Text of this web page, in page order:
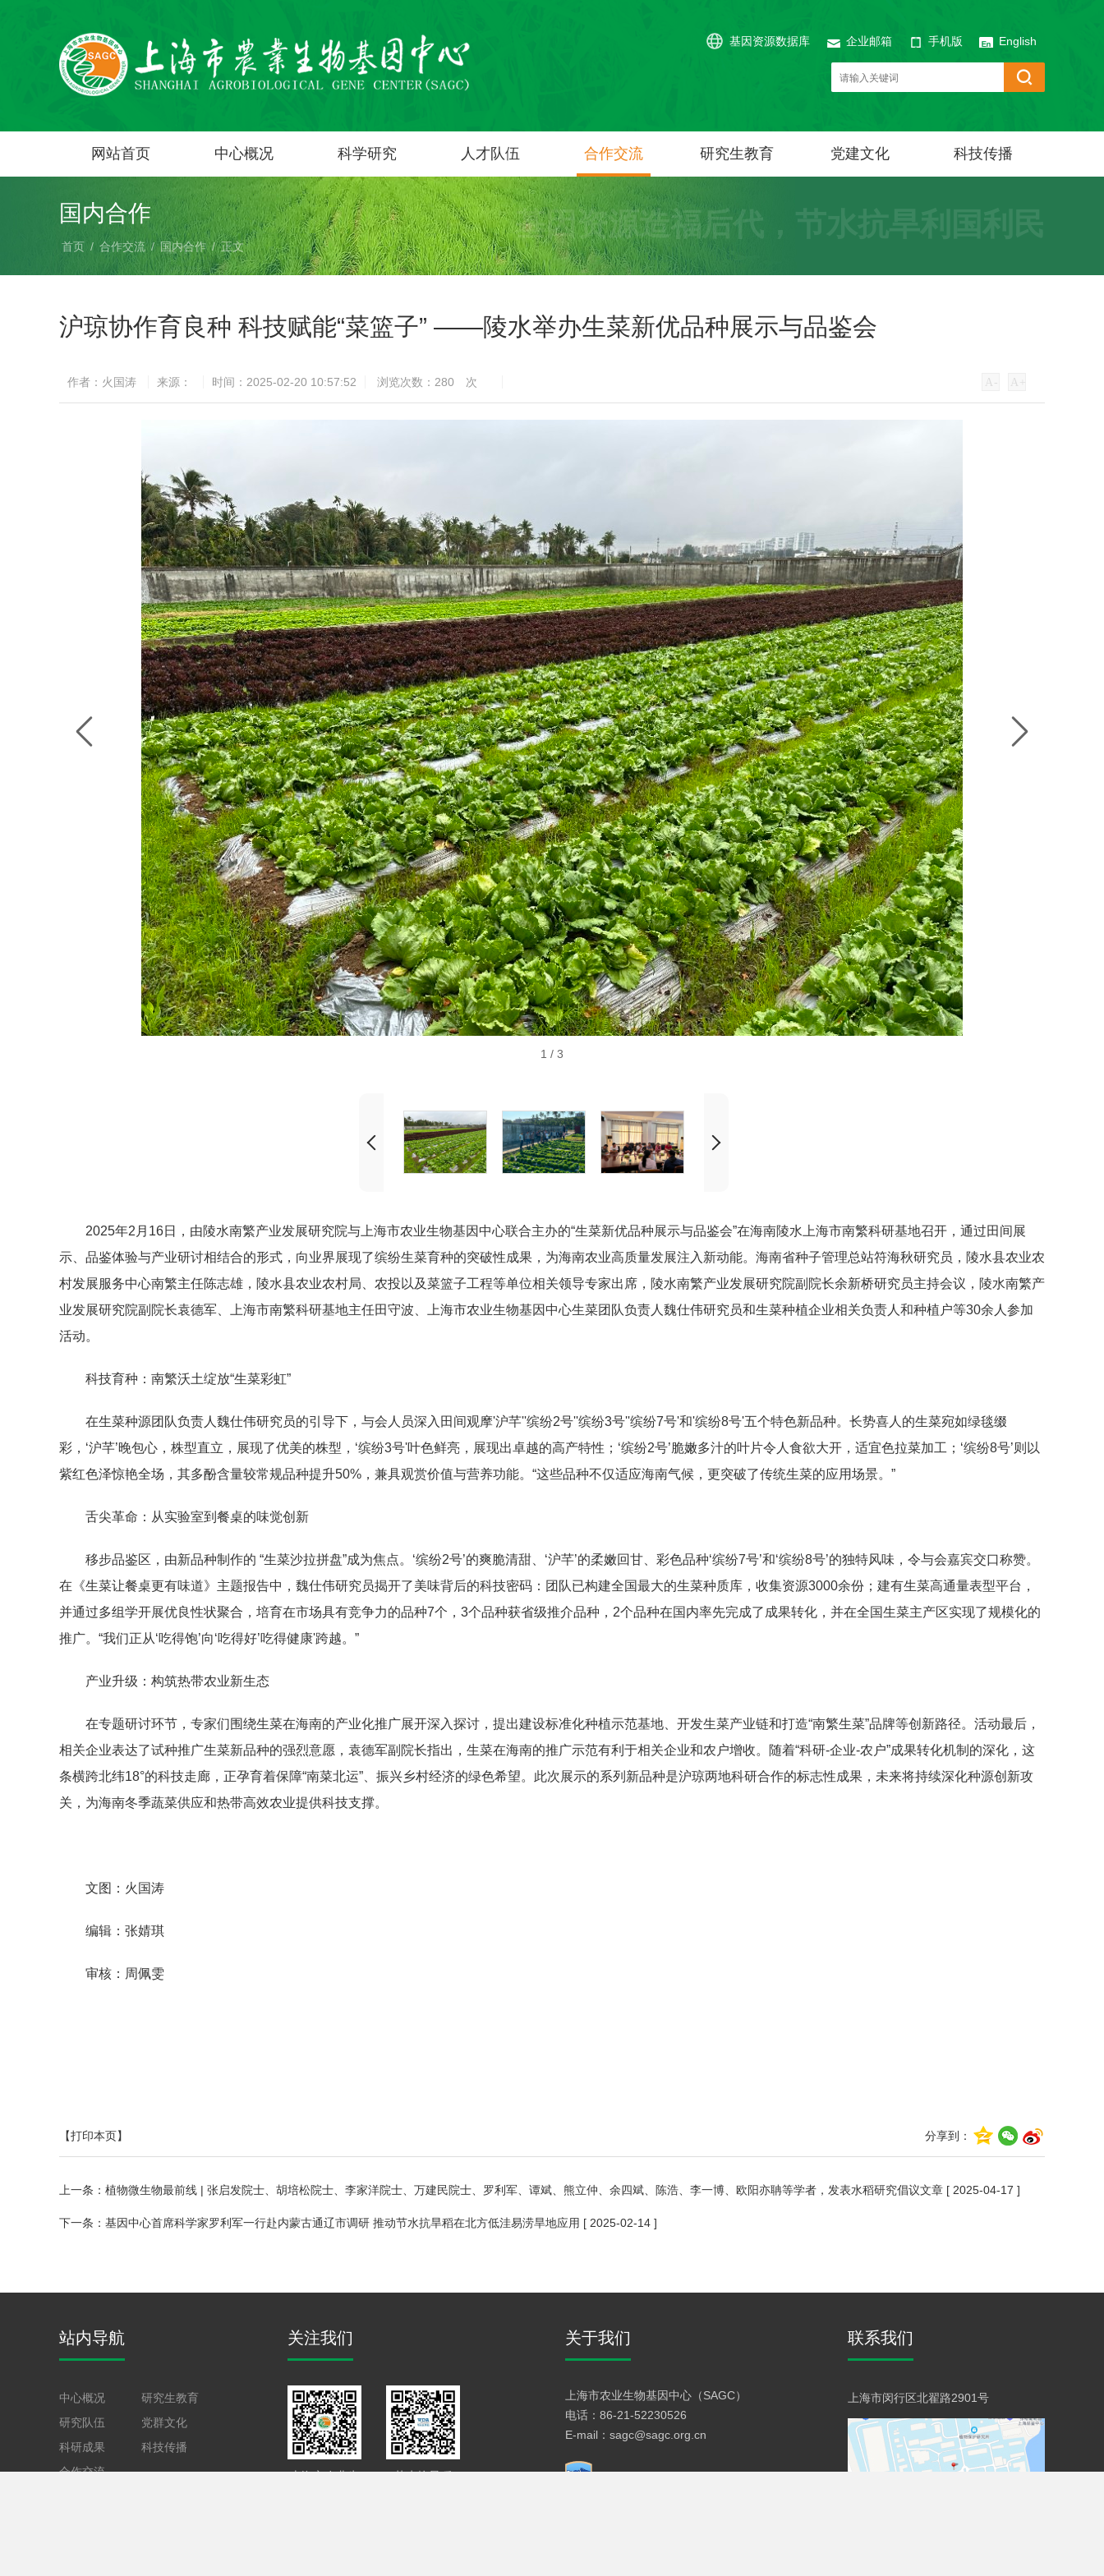
基因资源数据库 企业邮箱 手机版 English
网站首页 中心概况 科学研究 人才队伍 合作交流 研究生教育 党建文化 科技传播
国内合作 基因资源造福后代，节水抗旱利国利民
首页 / 合作交流 /国内合作 /正文
沪琼协作育良种 科技赋能“菜篮子” ——陵水举办生菜新优品种展示与品鉴会
作者：火国涛 来源： 时间：2025-02-20 10:57:52 浏览次数： 280 次 A - A
1 / 3
2025年2月16日，由陵水南繁产业发展研究院与上海市农业生物基因中心联合主办的“生菜新优品种展示与品鉴会”在海南陵水上海市南繁科研基地召开 ，通过田间展
示、品鉴体验与产业研讨相结合的形式，向业界展现了缤纷生菜育种的突破性成果，为海南农业高质量发展注入新动能。 海南省种子管理总站符海秋研究员，陵水县农业农
村发展服务中心南繁主任陈志雄， 陵水县农业农村局、农投以及菜篮子工程等单位相关领导专家出席，陵水南繁产业发展研究院副院长余新桥研究员主持会议， 陵水南繁产
业发展研究院副 院长袁德军、 上海市南繁科研基地主任田守波 上海市农业生物基因中心生菜团队负责人魏仕伟研究员和生菜种植企业相关负责人和种植户等30余人参加
活动。
科技育种：南繁沃土绽放“生菜彩虹”
在生菜种源团队负责人魏仕伟研究员的引导下，与会人员深入田间观摩'沪芊''缤纷2号''缤纷3号''缤纷7号'和'缤纷8号'五个特色新品种。长势喜人的生菜宛如绿毯缀
彩，‘沪芊’晚包心，株型直立，展现了优美的株型，‘缤纷3号'叶色鲜亮，展现出卓越的高产特性；‘缤纷2号’脆嫩多汁的叶片令人食欲大开，适宜色拉菜加工；‘缤纷8号’则以
紫红色泽惊艳全场，其多酚含量较常规品种提升50%，兼具观赏价值与营养功能。“这些品种不仅适应海南气候，更突破了传统生菜的应用场景。”
舌尖革命：从实验室到餐桌的味觉创新
移步品鉴区，由新品种制作的 “生菜沙拉拼盘”成为焦点。‘缤纷2号’的爽脆清甜、‘沪芊’的柔嫩回甘、彩色品种‘缤纷7号’和‘缤纷8号’的独特风味，令与会嘉宾交口称赞。
在《生菜让餐桌更有味道》主题报告中，魏仕伟研究员揭开了美味背后的科技密码：团队已构建全国最大的生菜种质库，收集资源3000余份；建有生菜高通量表型平台，
并通过多组学开展优良性状聚合，培育在市场具有竞争力的品种7个，3个品种获省级推介品种，2个品种在国内率先完成了成果转化，并在全国生菜主产区实现了规模化的
推广。“我们正从‘吃得饱’向‘吃得好’吃得健康'跨越。”
产业升级：构筑热带农业新生态
在专题研讨环节，专家们围绕生菜在海南的产业化推广展开深入探讨，提出建设标准化种植示范基地、开发生菜产业链和打造“南繁生菜”品牌等创新路径。活动最后，
相关企业表达了试种推广生菜新品种的强烈意愿，袁德军副院长指出，生菜在海南的推广示范有利于相关企业和农户增收。随着“科研-企业-农户”成果转化机制的深化，这
条横跨北纬18°的科技走廊，正孕育着保障“南菜北运”、振兴乡村经济的绿色希望。此次展示的系列新品种是沪琼两地科研合作的标志性成果，未来将持续深化种源创新攻
关，为海南冬季蔬菜供应和热带高效农业提供科技支撑。
文图：火国涛
编辑：张婧琪
审核：周佩雯
分享到：
【打印本页】
上一条： 植物微生物最前线 | 张启发院士、胡培松院士、李家洋院士、万建民院士、罗利军、谭斌、熊立仲、余四斌、陈浩、李一博、欧阳亦聃等学者，发表水稻研究倡议文章 [ 2025-04-17 ]
下一条： 基因中心首席科学家罗利军一行赴内蒙古通辽市调研 推动节水抗旱稻在北方低洼易涝旱地应用 [ 2025-02-14 ]
站内导航
中心概况
研究生教育
研究队伍
党群文化
科研成果
科技传播
合作交流
关注我们
上海市农业生
节水抗旱稻
关于我们
上海市农业生物基因中心（SAGC）
电话：86-21-52230526
E-mail：sagc@sagc.org.cn
联系我们
上海市闵行区北翟路2901号